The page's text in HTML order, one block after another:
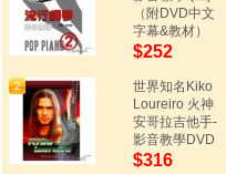
（附DVD中文
字幕&教材）
$252
世界知名Kiko
Loureiro 火神
安哥拉吉他手-
影音教學DVD
$316